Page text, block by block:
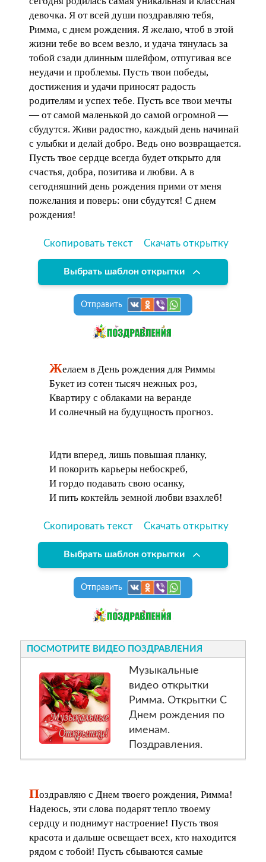
девочка. Я от всей души поздравляю тебя,
Римма, с днем рождения. Я желаю, чтоб в этой
жизни тебе во всем везло, и удача тянулась за
тобой сзади длинным шлейфом, отпугивая все
неудачи и проблемы. Пусть твои победы,
достижения и удачи приносят радость
родителям и успех тебе. Пусть все твои мечты
— от самой маленькой до самой огромной —
сбудутся. Живи радостно, каждый день начинай
с улыбки и делай добро. Ведь оно возвращается.
Пусть твое сердце всегда будет открыто для
счастья, добра, позитива и любви. А в
сегодняшний день рождения прими от меня
пожелания и поверь: они сбудутся! С днем
рождения!
Скопировать текст Скачать открытку
Выбрать шаблон открытки
Отправить
Желаем в День рождения для Риммы
Букет из сотен тысяч нежных роз,
Квартиру с облаками на веранде
И солнечный на будущность прогноз.
Идти вперед, лишь повышая планку,
И покорить карьеры небоскреб,
И гордо подавать свою осанку,
И пить коктейль земной любви взахлеб!
Скопировать текст Скачать открытку
Выбрать шаблон открытки
Отправить
ПОСМОТРИТЕ ВИДЕО ПОЗДРАВЛЕНИЯ
Музыкальные
видео открытки
Римма. Открытки С
Днем рождения по
именам.
Поздравления.
Поздравляю с Днем твоего рождения, Римма!
Надеюсь, эти слова подарят тепло твоему
сердцу и поднимут настроение! Пусть твоя
красота и дальше освещает всех, кто находится
рядом с тобой! Пусть сбываются самые